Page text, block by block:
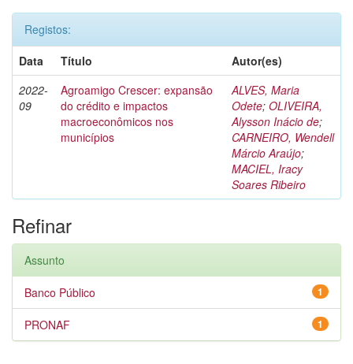
Registos:
Data
Título
Autor(es)
2022-
09
Agroamigo Crescer: expansão
do crédito e impactos
macroeconômicos nos
municípios
ALVES, Maria
Odete; OLIVEIRA,
Alysson Inácio de;
CARNEIRO, Wendell
Márcio Araújo;
MACIEL, Iracy
Soares Ribeiro
Refinar
Assunto
1
Banco Público
1
PRONAF